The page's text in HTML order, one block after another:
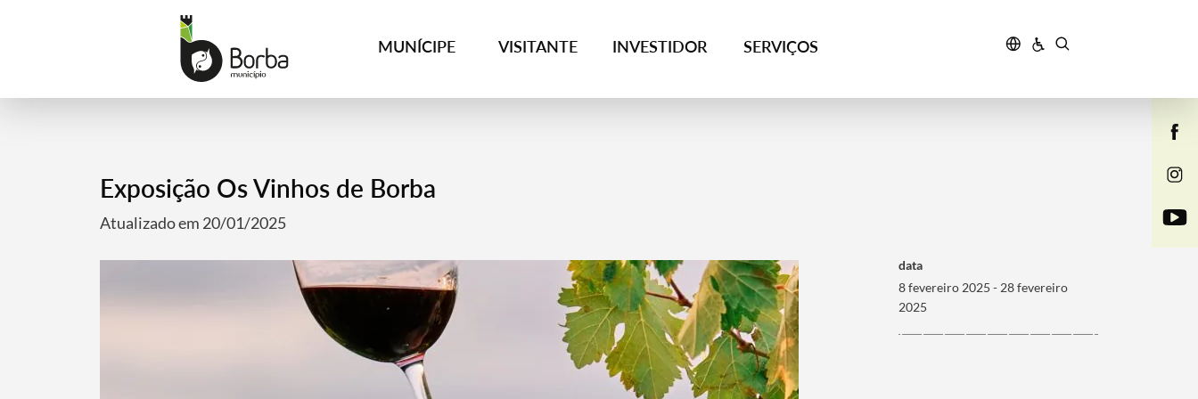
MUNÍCIPE VISITANTE INVESTIDOR SERVIÇOS
Exposição Os Vinhos de Borba
Atualizado em 20/01/2025
data
8 fevereiro 2025 - 28 fevereiro
2025